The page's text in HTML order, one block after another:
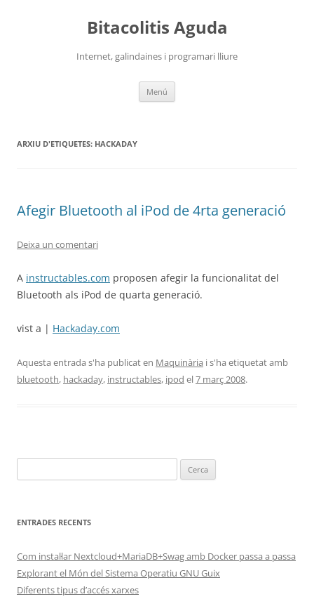
Bitacolitis Aguda
Internet, galindaines i programari lliure
Menú
ARXIU D'ETIQUETES: HACKADAY
Afegir Bluetooth al iPod de 4rta generació
Deixa un comentari
A instructables.com proposen afegir la funcionalitat del
Bluetooth als iPod de quarta generació.
vist a | Hackaday.com
Aquesta entrada s'ha publicat en Maquinària i s'ha etiquetat amb
bluetooth, hackaday, instructables, ipod el7 març 2008.
ENTRADES RECENTS
Com instal·lar Nextcloud+MariaDB+Swag amb Docker passa a passa
Explorant el Món del Sistema Operatiu GNU Guix
Diferents tipus d’accés xarxes